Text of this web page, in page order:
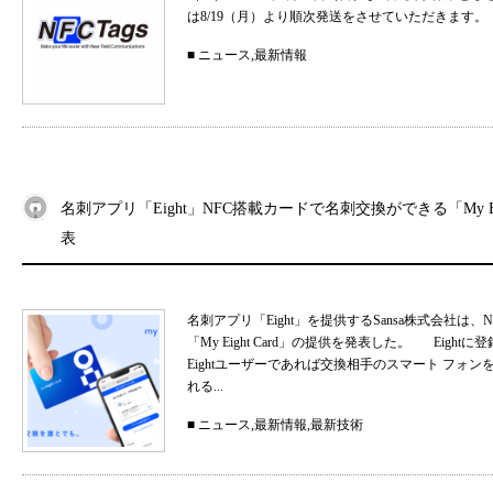
は8/19（月）より順次発送をさせていただき
■ ニュース,最新情報
名刺アプリ「Eight」NFC搭載カードで名刺交換ができる「My
表
名刺アプリ「Eight」を提供するSansa株式会社は
「My Eight Card」の提供を発表した。 Eightに
Eightユーザーであれば交換相手のスマート フォン
れる...
■ ニュース,最新情報,最新技術